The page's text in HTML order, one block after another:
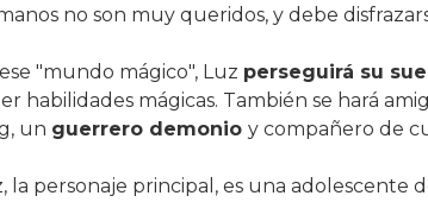
no son muy queridos, y debe
"mundo mágico", Luz perseguirá su
habilidades mágicas. También se hará
un guerrero demonio y compañero de
la personaje principal, es una adolescente